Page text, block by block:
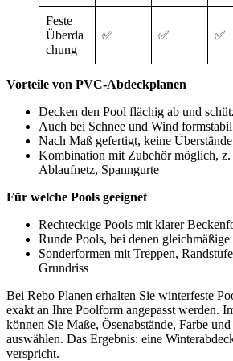
Feste
Überda
chung
✅ ✅ ✅
Vorteile von PVC-Abdeckplanen
Decken den Pool flächig ab und
Auch bei Schnee und Wind formstabil
Nach Maß gefertigt, keine
Kombination mit Zubehör möglich,
Ablaufnetz, Spanngurte
Für welche Pools geeignet
Rechteckige Pools mit klarer
Runde Pools, bei denen
Sonderformen mit Treppen,
Grundriss
Bei Rebo Planen erhalten Sie winterfeste
exakt an Ihre Poolform angepasst werden.
können Sie Maße, Ösenabstände, Farbe
auswählen. Das Ergebnis: eine
verspricht.